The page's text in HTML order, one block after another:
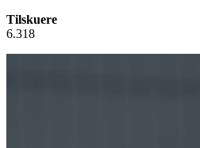
Tilskuere
6.318